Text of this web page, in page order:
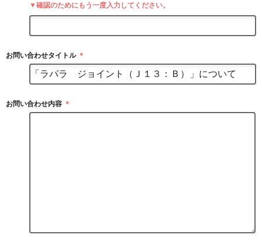
▼確認のためにもう一度入力してください。
お問い合わせタイトル ＊
お問い合わせ内容 ＊